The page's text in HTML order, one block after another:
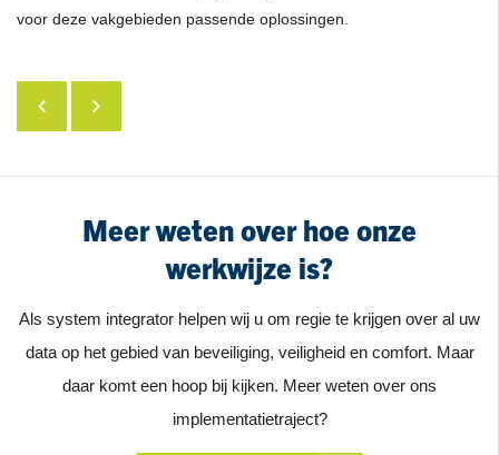
voor deze vakgebieden passende oplossingen.
situaties waar anderen afhaken, dat is waar Beveco op zijn sterkst
laten lopen en tijdig mogelijke knelpunten te signaleren.
het om draait in een relatie, geen onzin en praatjes maar beloftes
referentiesin vele marktsegmenten
Meer weten over hoe onze
werkwijze is?
Als system integrator helpen wij u om regie te krijgen over al uw
data op het gebied van beveiliging, veiligheid en comfort. Maar
daar komt een hoop bij kijken. Meer weten over ons
implementatietraject?